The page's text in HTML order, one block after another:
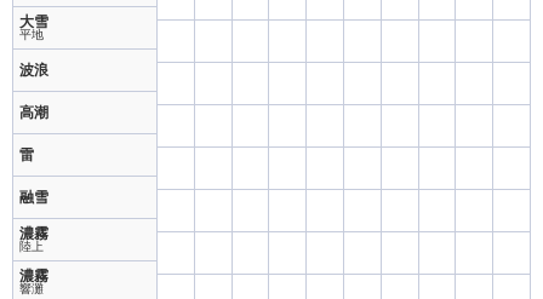
大雪
平地
波浪
高潮
雷
融雪
濃霧
陸上
濃霧
響灘